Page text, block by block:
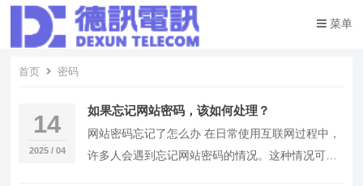
菜单
首页 密码
14
2025 / 04
如果忘记网站密码，该如何处理？
网站密码忘记了怎么办 在日常使用互联网过程中，
许多人会遇到忘记网站密码的情况。这种情况可能